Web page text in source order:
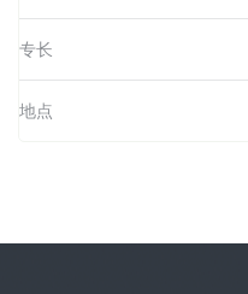
专长
地点